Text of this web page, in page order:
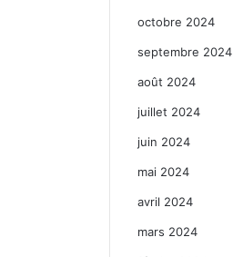
octobre 2024
septembre 2024
août 2024
juillet 2024
juin 2024
mai 2024
avril 2024
mars 2024